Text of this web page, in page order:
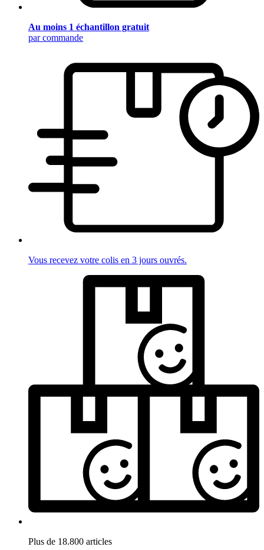
Au moins 1 échantillon gratuit
par commande
Vous recevez votre colis en 3 jours ouvrés.
Plus de 18.800 articles